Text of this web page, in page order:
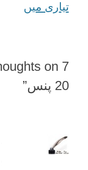
navigation
تياری ميں
7 thoughts on “
20 پنس
”